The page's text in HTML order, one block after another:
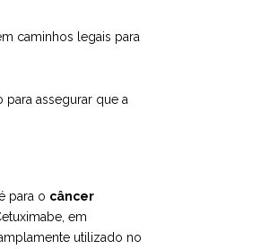
caminhos legais para
assegurar que a
para o câncer
em
utilizado no